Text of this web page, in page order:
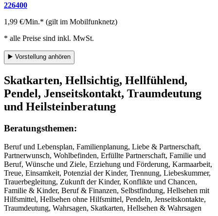
226400
1,99 €/Min.* (gilt im Mobilfunknetz)
* alle Preise sind inkl. MwSt.
▶️ Vorstellung anhören
Skatkarten, Hellsichtig, Hellfühlend,
Pendel, Jenseitskontakt, Traumdeutung
und Heilsteinberatung
Beratungsthemen:
Beruf und Lebensplan, Familienplanung, Liebe & Partnerschaft,
Partnerwunsch, Wohlbefinden, Erfüllte Partnerschaft, Familie und
Beruf, Wünsche und Ziele, Erziehung und Förderung, Karmaarbeit,
Treue, Einsamkeit, Potenzial der Kinder, Trennung, Liebeskummer,
Trauerbegleitung, Zukunft der Kinder, Konflikte und Chancen,
Familie & Kinder, Beruf & Finanzen, Selbstfindung, Hellsehen mit
Hilfsmittel, Hellsehen ohne Hilfsmittel, Pendeln, Jenseitskontakte,
Traumdeutung, Wahrsagen, Skatkarten, Hellsehen & Wahrsagen